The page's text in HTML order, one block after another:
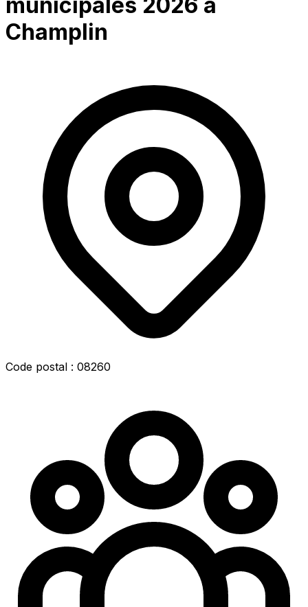
municipales 2026 à
Champlin
Code postal : 08260